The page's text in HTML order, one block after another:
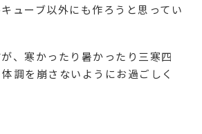
ューブ以外にも作ろうと思ってい
、寒かったり暑かったり三寒四
調を崩さないようにお過ごしく